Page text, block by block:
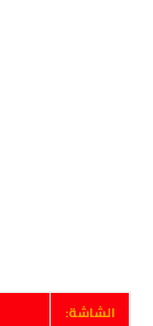
الشاشة: